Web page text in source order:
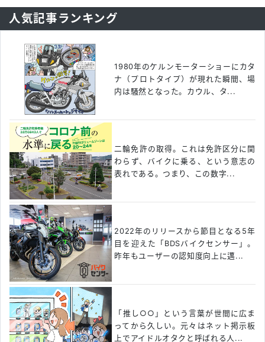
人気記事ランキング
1980年のケルンモーターショーにカタ
ナ（プロトタイプ）が現れた瞬間、場
内は騒然となった。カウル、タ...
二輪免許の取得。これは免許区分に関
わらず、バイクに乗る、という意志の
表れである。つまり、この数字...
2022年のリリースから節目となる5年
目を迎えた「BDSバイクセンサー」。
昨年もユーザーの認知度向上に邁...
「推し○○」という言葉が世間に広ま
ってから久しい。元々はネット掲示板
上でアイドルオタクと呼ばれる人...